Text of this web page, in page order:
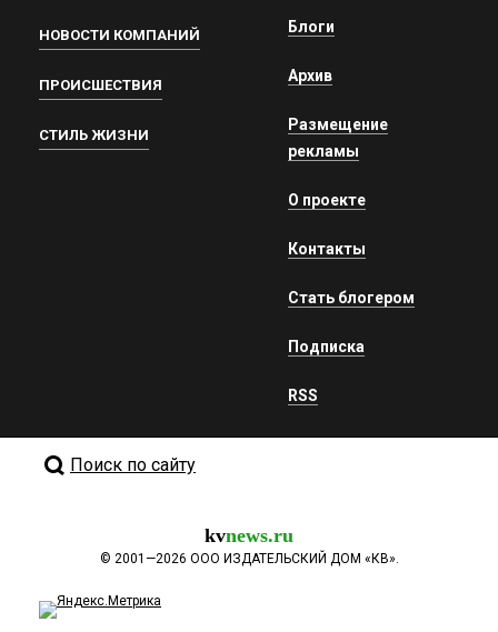
НОВОСТИ КОМПАНИЙ
ПРОИСШЕСТВИЯ
СТИЛЬ ЖИЗНИ
Блоги
Архив
Размещение
рекламы
О проекте
Контакты
Стать блогером
Подписка
RSS
Поиск по сайту
kvnews.ru
© 2001—2026 ООО ИЗДАТЕЛЬСКИЙ ДОМ «КВ».